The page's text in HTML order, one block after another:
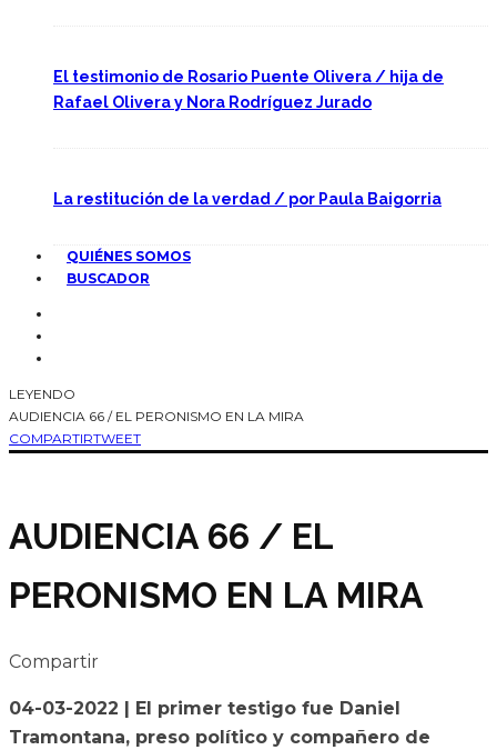
El testimonio de Rosario Puente Olivera / hija de
Rafael Olivera y Nora Rodríguez Jurado
La restitución de la verdad / por Paula Baigorria
QUIÉNES SOMOS
BUSCADOR
LEYENDO
AUDIENCIA 66 / EL PERONISMO EN LA MIRA
COMPARTIRTWEET
AUDIENCIA 66 / EL
PERONISMO EN LA MIRA
Compartir
04-03-2022 | El primer testigo fue Daniel
Tramontana, preso político y compañero de